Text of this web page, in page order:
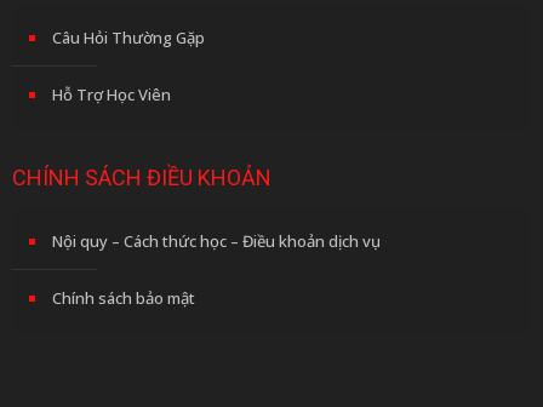
Câu Hỏi Thường Gặp
Hỗ Trợ Học Viên
CHÍNH SÁCH ĐIỀU KHOẢN
Nội quy – Cách thức học – Điều khoản dịch vụ
Chính sách bảo mật